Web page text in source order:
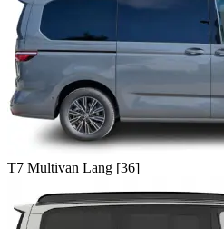
T7 Multivan Lang [36]